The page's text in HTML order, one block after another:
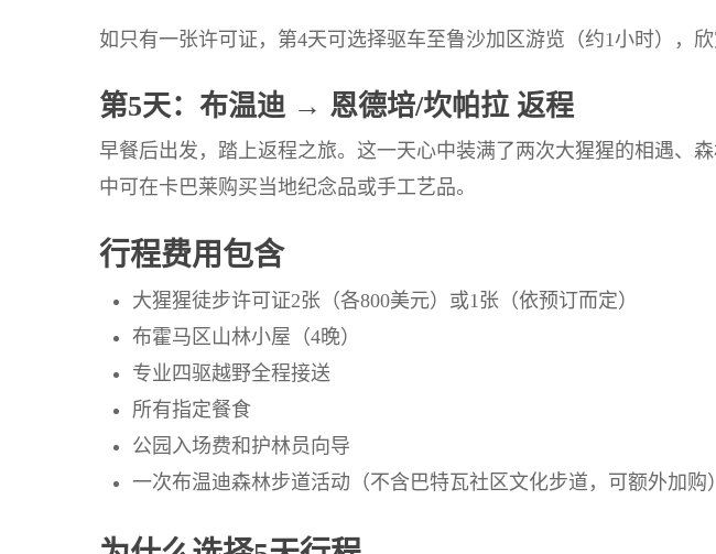
如只有一张许可证，第4天可选择驱车至鲁沙加区游览（约1小时），
第5天：布温迪 → 恩德培/坎帕拉 返程
早餐后出发，踏上返程之旅。这一天心中装满了两次大猩猩的相遇、
中可在卡巴莱购买当地纪念品或手工艺品。
行程费用包含
大猩猩徒步许可证2张（各800美元）或1张（依预订而定）
布霍马区山林小屋（4晚）
专业四驱越野全程接送
所有指定餐食
公园入场费和护林员向导
一次布温迪森林步道活动（不含巴特瓦社区文化步道，可额外加购）